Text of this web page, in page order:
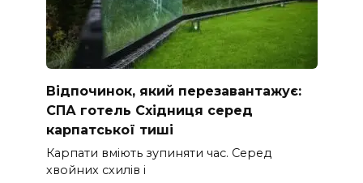
Відпочинок, який перезавантажує:
СПА готель Східниця серед
карпатської тиші
Карпати вміють зупиняти час. Серед
хвойних схилів і